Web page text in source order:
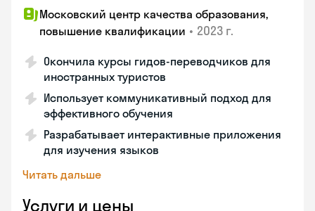
Московский центр качества образования,
повышение квалификации • 2023 г.
Окончила курсы гидов-переводчиков для
иностранных туристов
Использует коммуникативный подход для
эффективного обучения
Разрабатывает интерактивные приложения
для изучения языков
Читать дальше
Услуги и цены